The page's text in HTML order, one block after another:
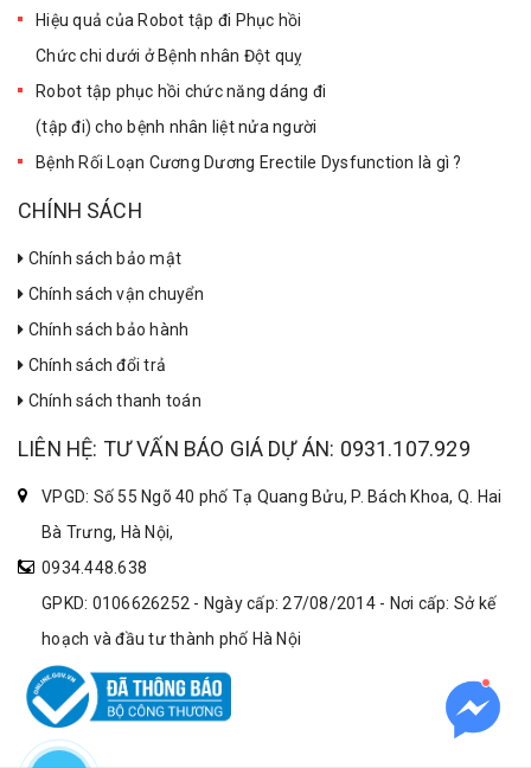
Hiệu quả của Robot tập đi Phục hồi
Chức chi dưới ở Bệnh nhân Đột quỵ
Robot tập phục hồi chức năng dáng đi
(tập đi) cho bệnh nhân liệt nửa người
Bệnh Rối Loạn Cương Dương Erectile Dysfunction là gì ?
CHÍNH SÁCH
Chính sách bảo mật
Chính sách vận chuyển
Chính sách bảo hành
Chính sách đổi trả
Chính sách thanh toán
LIÊN HỆ: TƯ VẤN BÁO GIÁ DỰ ÁN: 0931.107.929
VPGD: Số 55 Ngõ 40 phố Tạ Quang Bửu, P. Bách Khoa, Q. Hai
Bà Trưng, Hà Nội,
0934.448.638
GPKD: 0106626252 - Ngày cấp: 27/08/2014 - Nơi cấp: Sở kế
hoạch và đầu tư thành phố Hà Nội